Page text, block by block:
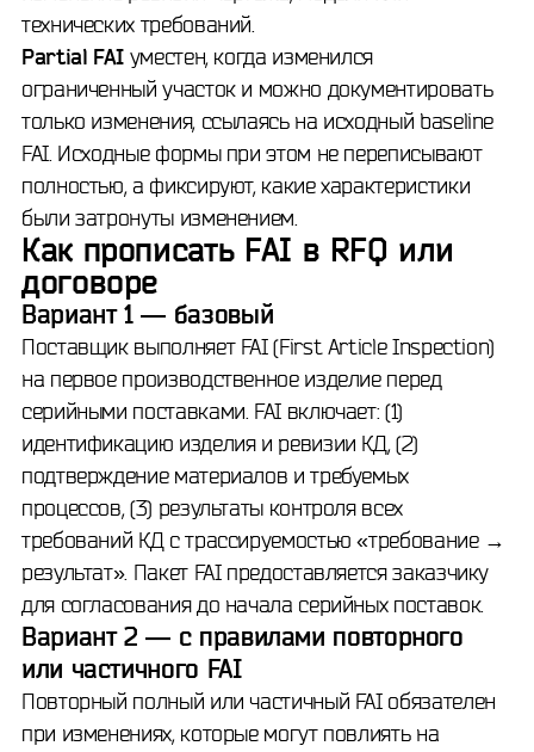
технических требований.
Partial FAI уместен, когда изменился
ограниченный участок и можно документировать
только изменения, ссылаясь на исходный baseline
FAI. Исходные формы при этом не переписывают
полностью, а фиксируют, какие характеристики
были затронуты изменением.
Как прописать FAI в RFQ или
договоре
Вариант 1 — базовый
Поставщик выполняет FAI (First Article Inspection)
на первое производственное изделие перед
серийными поставками. FAI включает: (1)
идентификацию изделия и ревизии КД, (2)
подтверждение материалов и требуемых
процессов, (3) результаты контроля всех
требований КД с трассируемостью «требование →
результат». Пакет FAI предоставляется заказчику
для согласования до начала серийных поставок.
Вариант 2 — с правилами повторного
или частичного FAI
Повторный полный или частичный FAI обязателен
при изменениях, которые могут повлиять на